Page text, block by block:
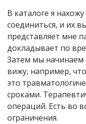
В каталоге я
соединиться, и их
представляет мне
докладывает по
Затем мы начинаем
вижу, например,
это
сроками.
операций. Есть во
ограничения.